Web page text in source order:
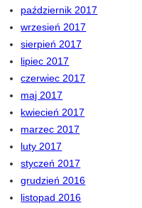
październik 2017
wrzesień 2017
sierpień 2017
lipiec 2017
czerwiec 2017
maj 2017
kwiecień 2017
marzec 2017
luty 2017
styczeń 2017
grudzień 2016
listopad 2016